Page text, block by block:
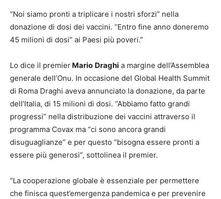
“Noi siamo pronti a triplicare i nostri sforzi” nella
donazione di dosi dei vaccini. “Entro fine anno doneremo
45 milioni di dosi” ai Paesi più poveri.”
Lo dice il premier Mario Draghi a margine dell’Assemblea
generale dell’Onu. In occasione del Global Health Summit
di Roma Draghi aveva annunciato la donazione, da parte
dell’Italia, di 15 milioni di dosi. “Abbiamo fatto grandi
progressi” nella distribuzione dei vaccini attraverso il
programma Covax ma “ci sono ancora grandi
disuguaglianze” e per questo “bisogna essere pronti a
essere più generosi”, sottolinea il premier.
“La cooperazione globale è essenziale per permettere
che finisca quest’emergenza pandemica e per prevenire